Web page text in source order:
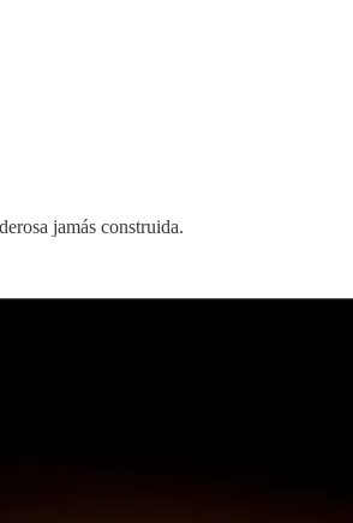
jamás construida.